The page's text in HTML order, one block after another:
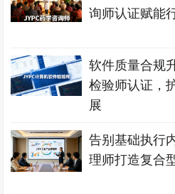
询师认证赋能
软件质量合规
检验师认证，
展
告别基础执行
理师打造复合